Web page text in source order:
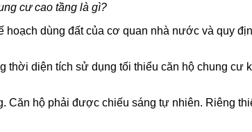
cư cao tầng là gì?
dùng đất của cơ quan nhà nước và quy
diện tích sử dụng tối thiểu căn hộ chung cư
hộ phải được chiếu sáng tự nhiên. Riêng